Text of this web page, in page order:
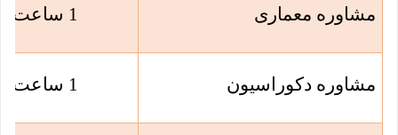
مشاوره معماری 1 ساعت
مشاوره دکوراسیون 1 ساعت